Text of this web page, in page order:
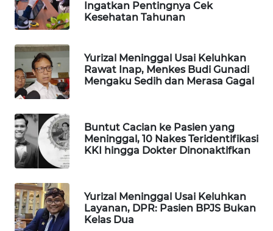
Ingatkan Pentingnya Cek
Kesehatan Tahunan
Yurizal Meninggal Usai Keluhkan
Rawat Inap, Menkes Budi Gunadi
Mengaku Sedih dan Merasa Gagal
Buntut Cacian ke Pasien yang
Meninggal, 10 Nakes Teridentifikasi
KKI hingga Dokter Dinonaktifkan
Yurizal Meninggal Usai Keluhkan
Layanan, DPR: Pasien BPJS Bukan
Kelas Dua
WN
LABUANBAJO
WN
BORNEO
Media
Group
WAHANA
NEWS
WAHANA
TANI